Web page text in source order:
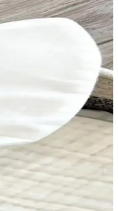
önemlidir.
katkıda bulunur.